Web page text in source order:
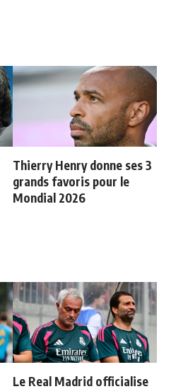
Thierry Henry donne ses 3
grands favoris pour le
Mondial 2026
Le Real Madrid officialise